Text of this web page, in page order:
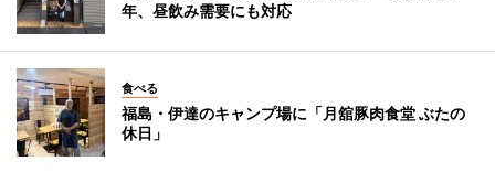
年、昼飲み需要にも対応
食べる
福島・伊達のキャンプ場に「月舘豚肉食堂 ぶたの
休日」